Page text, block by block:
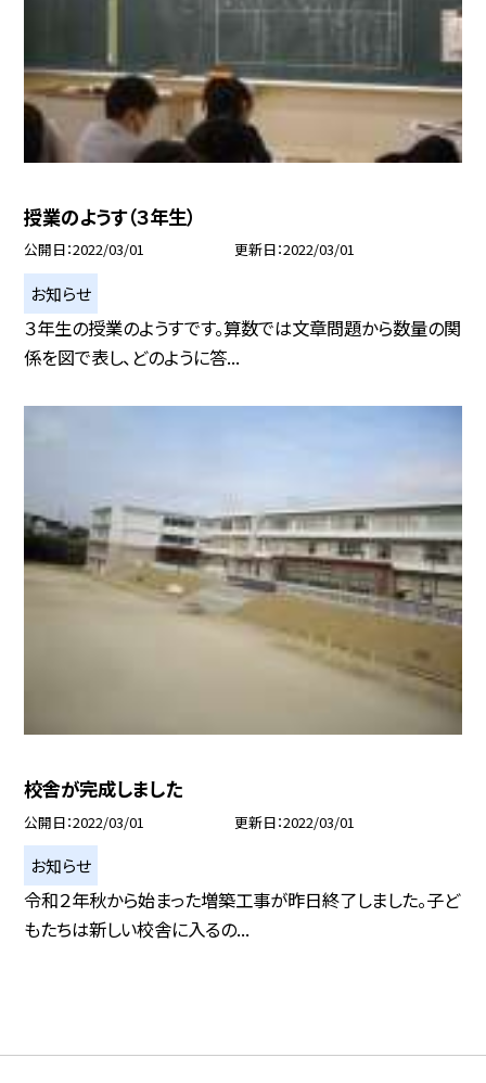
授業のようす（３年生）
公開日 2022/03/01 更新日 2022/03/01
お知らせ
３年生の授業のようすです。算数では文章問題から数量の関
係を図で表し、どのように答...
校舎が完成しました
公開日 2022/03/01 更新日 2022/03/01
お知らせ
令和２年秋から始まった増築工事が昨日終了しました。子ど
もたちは新しい校舎に入るの...